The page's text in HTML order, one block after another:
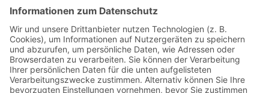
Infos zu Arbeitsstätten und Ergonomie
TEILEN
Jetzt beim BITO Newsletter
anmelden: